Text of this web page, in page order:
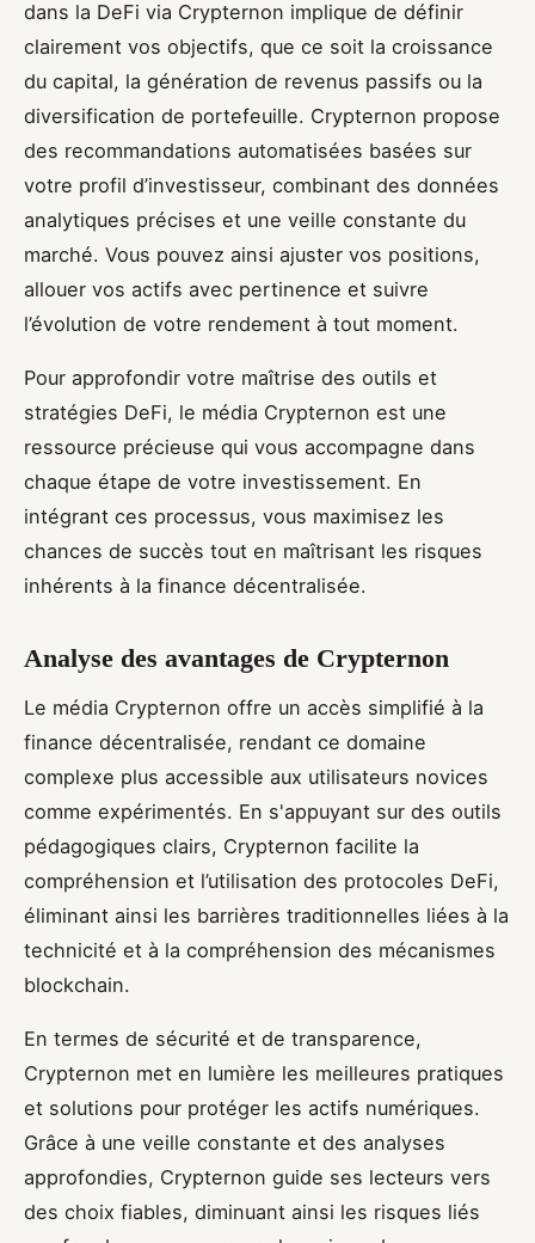
dans la DeFi via Crypternon implique de définir
clairement vos objectifs, que ce soit la croissance
du capital, la génération de revenus passifs ou la
diversification de portefeuille. Crypternon propose
des recommandations automatisées basées sur
votre profil d’investisseur, combinant des données
analytiques précises et une veille constante du
marché. Vous pouvez ainsi ajuster vos positions,
allouer vos actifs avec pertinence et suivre
l’évolution de votre rendement à tout moment.
Pour approfondir votre maîtrise des outils et
stratégies DeFi, le média Crypternon est une
ressource précieuse qui vous accompagne dans
chaque étape de votre investissement. En
intégrant ces processus, vous maximisez les
chances de succès tout en maîtrisant les risques
inhérents à la finance décentralisée.
Analyse des avantages de Crypternon
Le média Crypternon offre un accès simplifié à la
finance décentralisée, rendant ce domaine
complexe plus accessible aux utilisateurs novices
comme expérimentés. En s'appuyant sur des outils
pédagogiques clairs, Crypternon facilite la
compréhension et l’utilisation des protocoles DeFi,
éliminant ainsi les barrières traditionnelles liées à la
technicité et à la compréhension des mécanismes
blockchain.
En termes de sécurité et de transparence,
Crypternon met en lumière les meilleures pratiques
et solutions pour protéger les actifs numériques.
Grâce à une veille constante et des analyses
approfondies, Crypternon guide ses lecteurs vers
des choix fiables, diminuant ainsi les risques liés